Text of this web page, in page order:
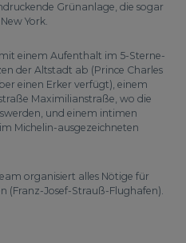
Grünanlage, die sogar
York.
einem Aufenthalt im 5-Sterne-
der Altstadt ab (Prince Charles
einen Erker verfügt), einem
Maximilianstraße, wo die
und einem intimen
Michelin-ausgezeichneten
organisiert alles Nötige für
(Franz-Josef-Strauß-Flughafen).